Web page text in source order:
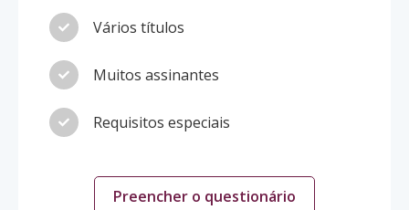
Vários títulos
Muitos assinantes
Requisitos especiais
Preencher o questionário